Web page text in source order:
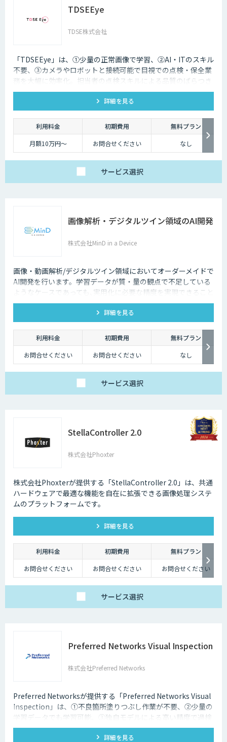
TDSEEye
TDSE株式会社
「TDSEEye」は、①少量の正常画像で学習、②AI・ITのスキル
不要、③カメラやロボットと接続可能で目視での点検・保全業
務を大幅に効率化。担当者の点検スキルによる品質のばらつき
や属人化を解消します。
詳細を見る
利用料金 初期費用
無料プラン
月額10万円～
お問合せください なし
サービス選択
画像解析・デジタルツイン領域のAI開発
株式会社MinD in a Device
画像・動画解析/デジタルツイン領域においてオーダーメイドで
AI開発を行います。学習データが質・量の観点で不足している
ようなケースであっても､実用化に必要な精度を実現できること
が強みです。
詳細を見る
利用料金 初期費用
無料プラン
お問合せください
お問合せください なし
サービス選択
StellaController 2.0
株式会社Phoxter
株式会社Phoxterが提供する「StellaController 2.0」は、共通
ハードウェアで最適な機能を自在に拡張できる画像処理システ
ムのプラットフォームです。
詳細を見る
利用料金 初期費用
無料プラン
お問合せください
お問合せください お問合せください
サービス選択
Preferred Networks Visual Inspection
株式会社Preferred Networks
Preferred Networksが提供する「Preferred Networks Visual
Inspection」は、①不良箇所塗りつぶし作業が不要、②少量の
学習データでも学習可能、③独自モデルによる高い精度で過検
知を改善を特徴とするAI外観検査ソフトウェアです。
詳細を見る